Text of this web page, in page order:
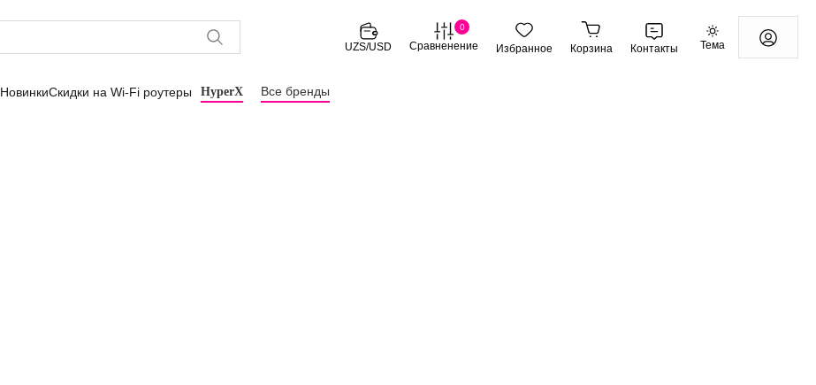
UZS/USD
0
Сравненение Избранное Корзина Контакты Тема
НовинкиСкидки на Wi-Fi роутеры HyperX Все бренды